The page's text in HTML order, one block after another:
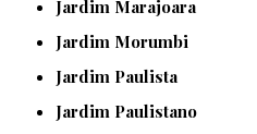
Jardim Marajoara
Jardim Morumbi
Jardim Paulista
Jardim Paulistano